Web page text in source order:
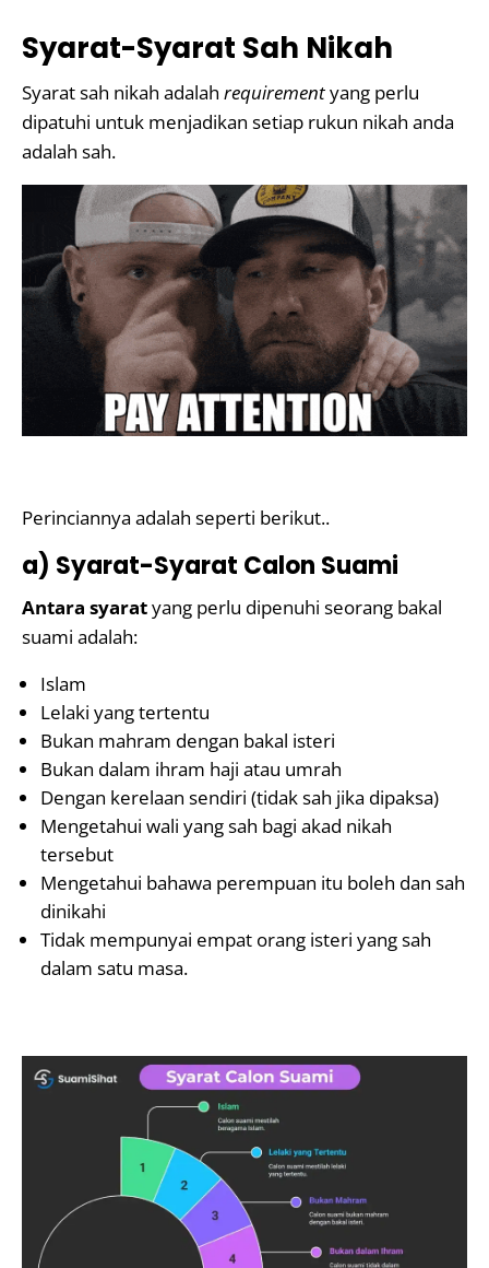
Syarat-Syarat Sah Nikah
Syarat sah nikah adalah requirementyang perlu
dipatuhi untuk menjadikan setiap rukun nikah anda
adalah sah.
Perinciannya adalah seperti berikut..
a) Syarat-Syarat Calon Suami
Antara syaratyang perlu dipenuhi seorang bakal
suami adalah:
Islam
Lelaki yang tertentu
Bukan mahram dengan bakal isteri
Bukan dalam ihram haji atau umrah
Dengan kerelaan sendiri (tidak sah jika dipaksa)
Mengetahui wali yang sah bagi akad nikah
tersebut
Mengetahui bahawa perempuan itu boleh dan sah
dinikahi
Tidak mempunyai empat orang isteri yang sah
dalam satu masa.